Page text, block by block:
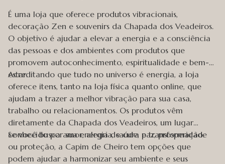
É uma loja que oferece produtos vibracionais,
decoração Zen e souvenirs da Chapada dos Veadeiros.
O objetivo é ajudar a elevar a energia e a consciência
das pessoas e dos ambientes com produtos que
promovem autoconhecimento, espiritualidade e bem-
estar.
Acreditando que tudo no universo é energia, a loja
oferece itens, tanto na loja física quanto online, que
ajudam a trazer a melhor vibração para sua casa,
trabalho ou relacionamentos. Os produtos vêm
diretamente da Chapada dos Veadeiros, um lugar
conhecido por sua energia de cura e transformação.
Se você busca amor, alegria, saúde, paz, prosperidade
ou proteção, a Capim de Cheiro tem opções que
podem ajudar a harmonizar seu ambiente e seus